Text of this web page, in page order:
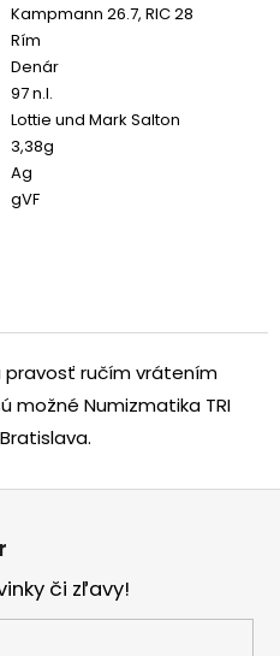
Kampmann 26.7, RIC 28
Rím
Denár
97 n.l.
Lottie und Mark Salton
3,38g
Ag
gVF
pravosť ručím vrátením
možné Numizmatika TRI
či zľavy!